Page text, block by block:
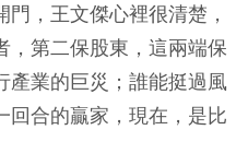
，王文傑心裡很清楚，
，第二保股東，這兩端保
產業的巨災；誰能挺過風
回合的贏家，現在，是比